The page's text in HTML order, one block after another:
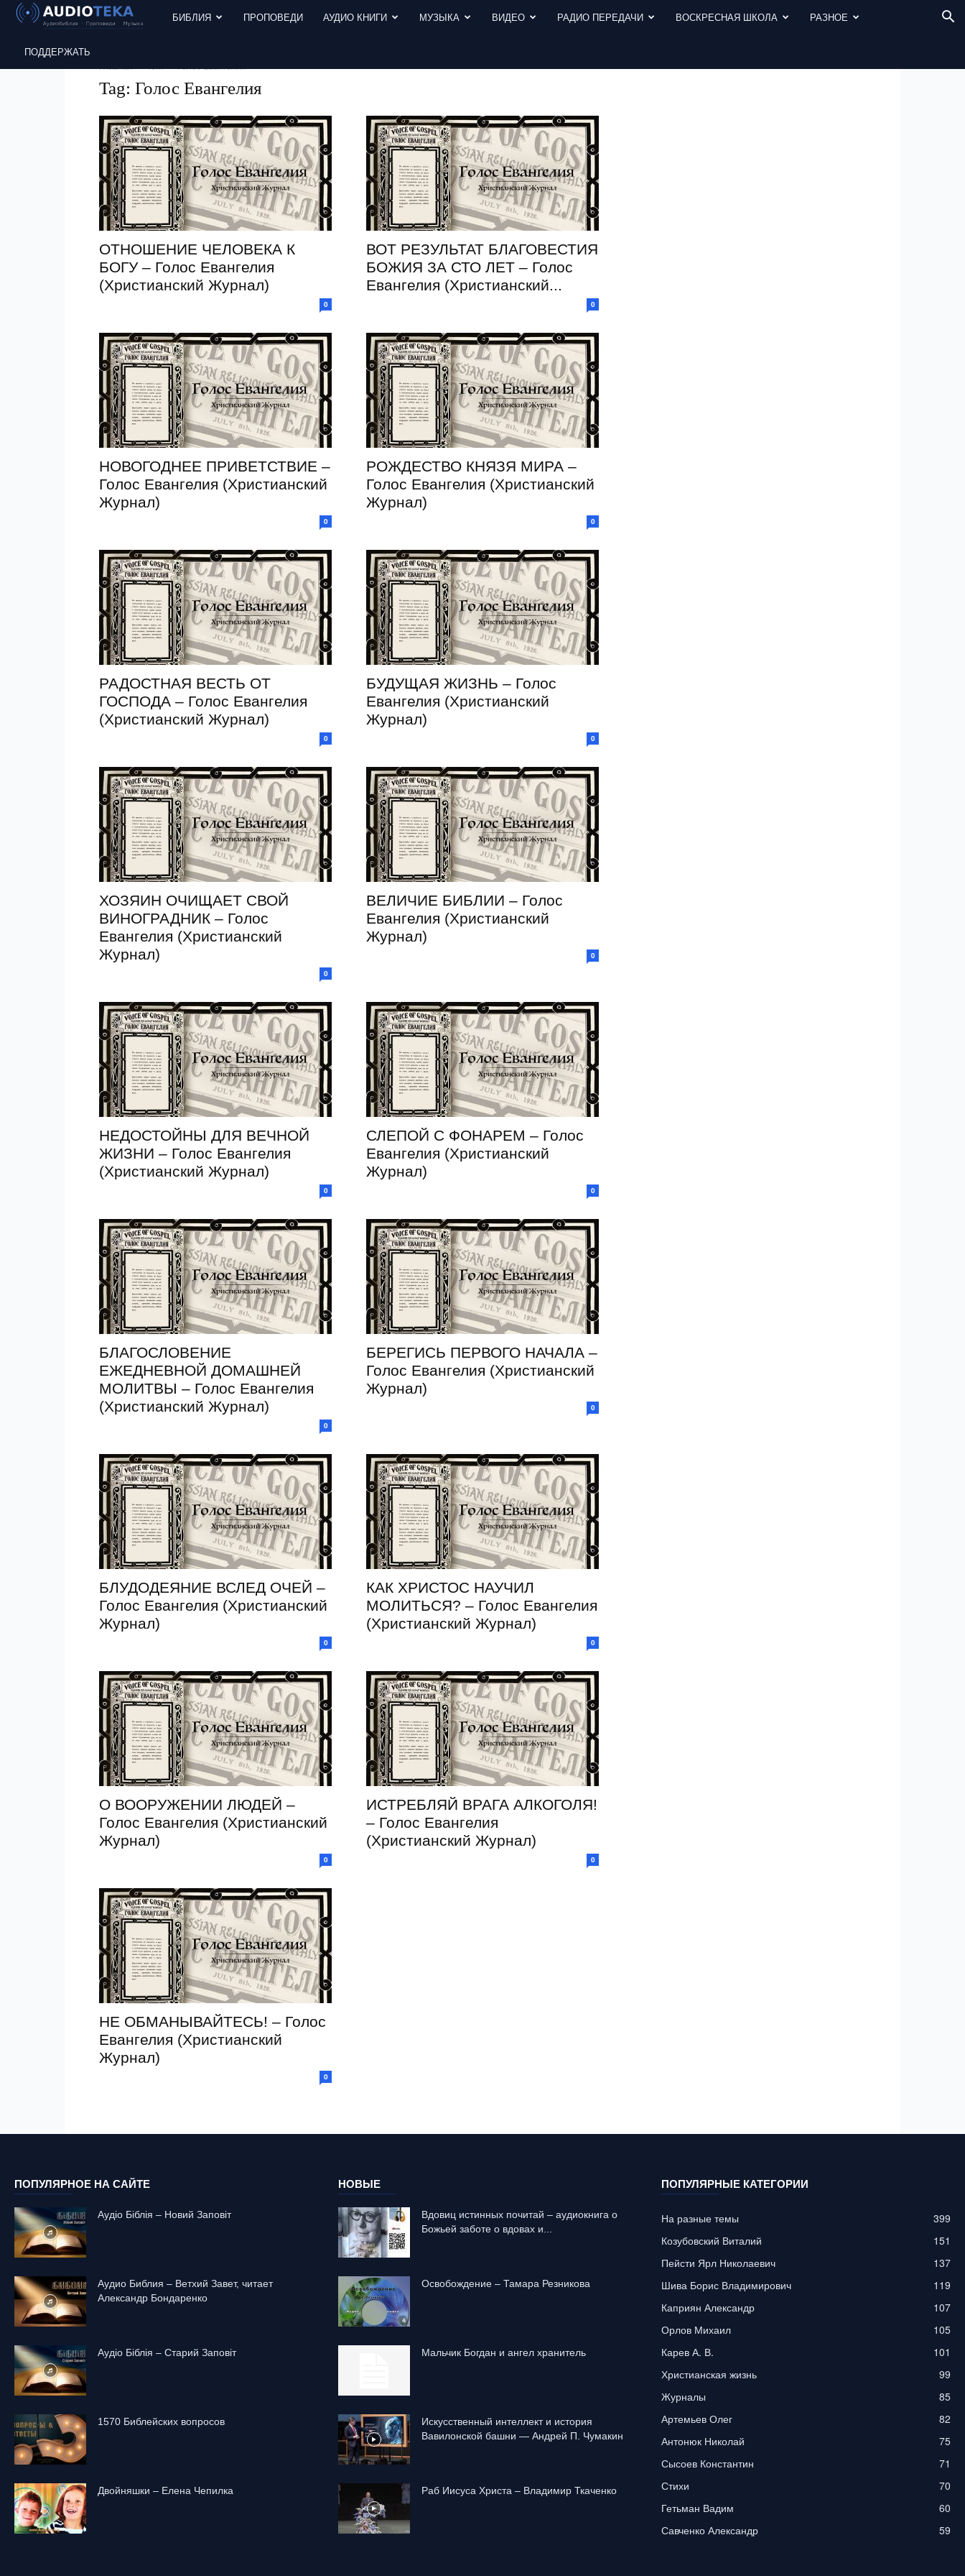
БИБЛИЯ ПРОПОВЕДИ АУДИО КНИГИ МУЗЫКА ВИДЕО РАДИО ПЕРЕДАЧИ ВОСКРЕСНАЯ ШКОЛА РАЗНОЕ
ПОДДЕРЖАТЬ
Tag: Голос Евангелия
ОТНОШЕНИЕ ЧЕЛОВЕКА К
БОГУ – Голос Евангелия
(Христианский Журнал)
0
ВОТ РЕЗУЛЬТАТ БЛАГОВЕСТИЯ
БОЖИЯ ЗА СТО ЛЕТ – Голос
Евангелия (Христианский...
0
НОВОГОДНЕЕ ПРИВЕТСТВИЕ –
Голос Евангелия (Христианский
Журнал)
0
РОЖДЕСТВО КНЯЗЯ МИРА –
Голос Евангелия (Христианский
Журнал)
0
РАДОСТНАЯ ВЕСТЬ ОТ
ГОСПОДА – Голос Евангелия
(Христианский Журнал)
0
БУДУЩАЯ ЖИЗНЬ – Голос
Евангелия (Христианский
Журнал)
0
ХОЗЯИН ОЧИЩАЕТ СВОЙ
ВИНОГРАДНИК – Голос
Евангелия (Христианский
Журнал)
0
ВЕЛИЧИЕ БИБЛИИ – Голос
Евангелия (Христианский
Журнал)
0
НЕДОСТОЙНЫ ДЛЯ ВЕЧНОЙ
ЖИЗНИ – Голос Евангелия
(Христианский Журнал)
0
СЛЕПОЙ С ФОНАРЕМ – Голос
Евангелия (Христианский
Журнал)
0
БЛАГОСЛОВЕНИЕ
ЕЖЕДНЕВНОЙ ДОМАШНЕЙ
МОЛИТВЫ – Голос Евангелия
(Христианский Журнал)
0
БЕРЕГИСЬ ПЕРВОГО НАЧАЛА –
Голос Евангелия (Христианский
Журнал)
0
БЛУДОДЕЯНИЕ ВСЛЕД ОЧЕЙ –
Голос Евангелия (Христианский
Журнал)
0
КАК ХРИСТОС НАУЧИЛ
МОЛИТЬСЯ? – Голос Евангелия
(Христианский Журнал)
0
О ВООРУЖЕНИИ ЛЮДЕЙ –
Голос Евангелия (Христианский
Журнал)
0
ИСТРЕБЛЯЙ ВРАГА АЛКОГОЛЯ!
– Голос Евангелия
(Христианский Журнал)
0
НЕ ОБМАНЫВАЙТЕСЬ! – Голос
Евангелия (Христианский
Журнал)
0
ПОПУЛЯРНОЕ НА САЙТЕ
Аудіо Біблія – Новий Заповіт
Аудио Библия – Ветхий Завет, читает
Александр Бондаренко
Аудіо Біблія – Старий Заповіт
1570 Библейских вопросов
Двойняшки – Елена Чепилка
НОВЫЕ
Вдовиц истинных почитай – аудиокнига о
Божьей заботе о вдовах и...
Освобождение – Тамара Резникова
Mальчик Богдан и ангел хранитель
Искусственный интеллект и история
Вавилонской башни — Андрей П. Чумакин
Раб Иисуса Христа – Владимир Ткаченко
ПОПУЛЯРНЫЕ КАТЕГОРИИ
На разные темы
399
Козубовский Виталий
151
Пейсти Ярл Николаевич
137
Шива Борис Владимирович
119
Каприян Александр
107
Орлов Михаил
105
Карев А. В.
101
Христианская жизнь
99
Журналы
85
Артемьев Олег
82
Антонюк Николай
75
Сысоев Константин
71
Стихи
70
Гетьман Вадим
60
Савченко Александр
59